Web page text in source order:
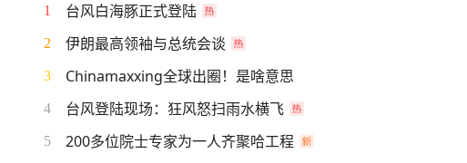
1 台风白海豚正式登陆
2 伊朗最高领袖与总统会谈
3 Chinamaxxing全球出圈！是啥意思
4 台风登陆现场：狂风怒扫雨水横飞
5 200多位院士专家为一人齐聚哈工程